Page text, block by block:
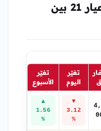
مقارنة سعر جرام عيار 21 بين
ق
تغيّر
اليوم
تغيّر
الأسبوع
▼
3.12
%
▲
1.56
%